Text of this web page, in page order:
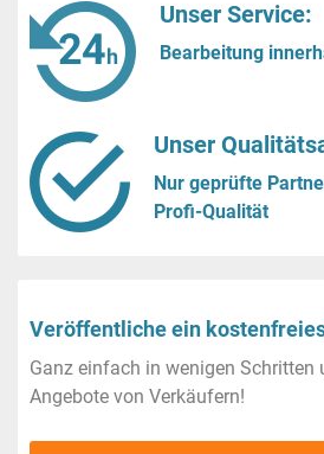
Unser Service:
Bearbeitung
Unser
Nur geprüfte
Profi-Qualität
Veröffentliche ein
Ganz einfach in wenigen Schritten
Angebote von Verkäufern!